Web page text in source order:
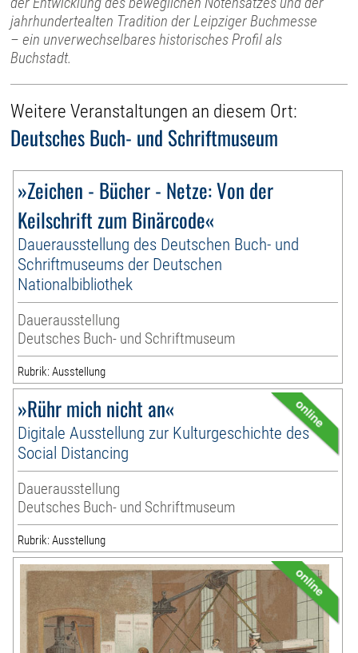
jahrhundertealten Tradition der Leipziger Buchmesse
– ein unverwechselbares historisches Profil als
Buchstadt.
Weitere Veranstaltungen an diesem Ort:
Deutsches Buch- und Schriftmuseum
»Zeichen - Bücher - Netze: Von der
Keilschrift zum Binärcode«
Dauerausstellung des Deutschen Buch- und
Schriftmuseums der Deutschen
Nationalbibliothek
Dauerausstellung
Deutsches Buch- und Schriftmuseum
Rubrik: Ausstellung
»Rühr mich nicht an«
Digitale Ausstellung zur Kulturgeschichte des
Social Distancing
Dauerausstellung
Deutsches Buch- und Schriftmuseum
Rubrik: Ausstellung